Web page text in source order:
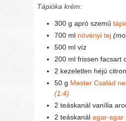
Tápióka krém:
300 g apró szemű
700 ml növényi tej
500 ml víz
200 ml frissen facsart
2 kezeletlen héjú
50 g Mester Család
(1:4)
2 teáskanál vanília
2 teáskanálagar-agar